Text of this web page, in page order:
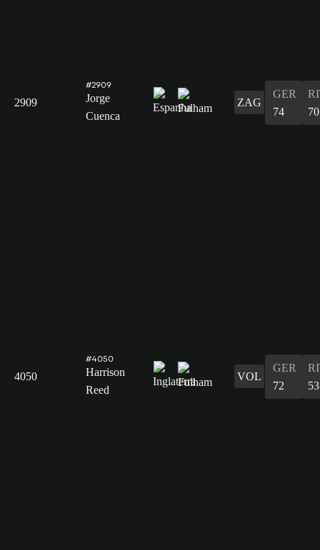
2909
#2909
Jorge
Cuenca
ZAG
GER
74
70
4050
#4050
Harrison
Reed
VOL
GER
72
53